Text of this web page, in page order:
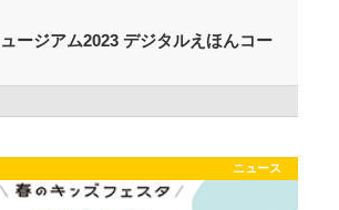
ージアム2023 デジタルえほんコー
ニュース